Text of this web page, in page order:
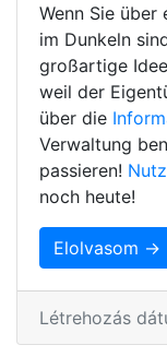
Wenn Sie
im Dunkeln
großartige
weil der
über die
Verwaltung
passieren!
noch heute!
Elolvasom →
Létrehozás